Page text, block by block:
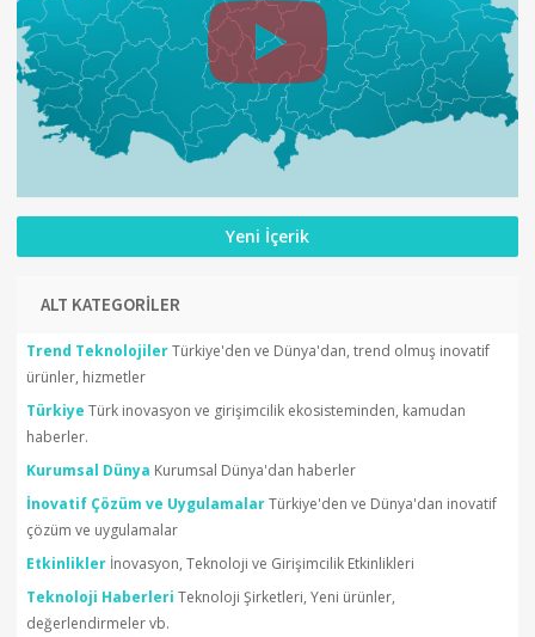
Yeni İçerik
ALT KATEGORİLER
Trend TeknolojilerTürkiye'den ve Dünya'dan, trend olmuş inovatif
ürünler, hizmetler
Türkiye Türk inovasyon ve girişimcilik ekosisteminden, kamudan
haberler.
Kurumsal Dünya Kurumsal Dünya'dan haberler
İnovatif Çözüm ve UygulamalarTürkiye'den ve Dünya'dan inovatif
çözüm ve uygulamalar
Etkinlikler İnovasyon, Teknoloji ve Girişimcilik Etkinlikleri
Teknoloji Haberleri Teknoloji Şirketleri, Yeni ürünler,
değerlendirmeler vb.